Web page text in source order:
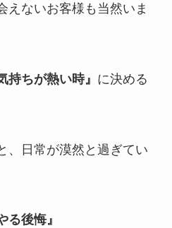
えないお客様も当然いま
持ちが熱い時』 に決める
、日常が漠然と過ぎてい
る後悔』